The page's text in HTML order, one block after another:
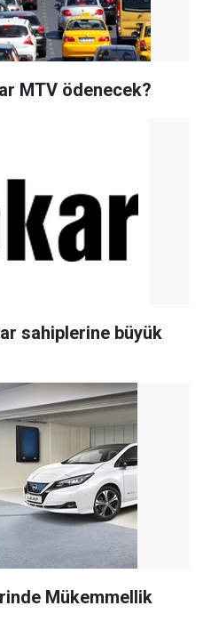
MTV ödenecek?
sahiplerine büyük
Mükemmellik